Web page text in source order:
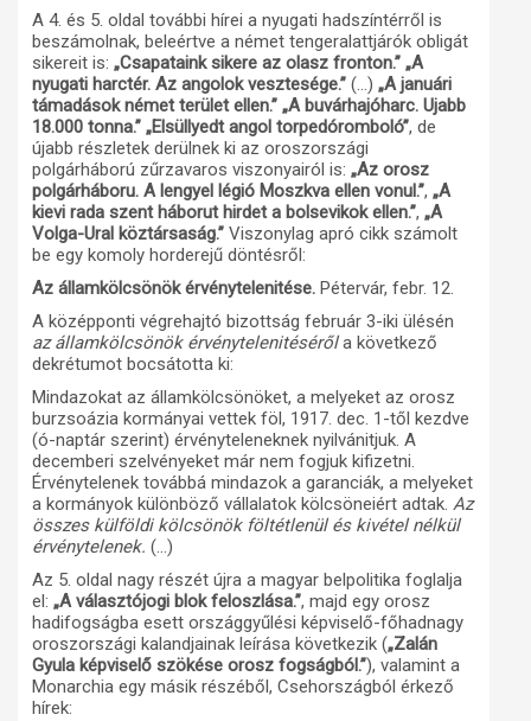
A 4. és 5. oldal további hírei a nyugati hadszíntérről is
beszámolnak, beleértve a német tengeralattjárók obligát
sikereit is: „Csapataink sikere az olasz fronton.” „A
nyugati harctér. Az angolok vesztesége.” (…) „A januári
támadások német terület ellen.” „A buvárhajóharc. Ujabb
18.000 tonna.” „Elsüllyedt angol torpedóromboló”, de
újabb részletek derülnek ki az oroszországi
polgárháború zűrzavaros viszonyairól is: „Az orosz
polgárháboru. A lengyel légió Moszkva ellen vonul.”, „A
kievi rada szent háborut hirdet a bolsevikok ellen.”, „A
Volga-Ural köztársaság.” Viszonylag apró cikk számolt
be egy komoly horderejű döntésről:
Az államkölcsönök érvénytelenitése. Pétervár, febr. 12.
A középponti végrehajtó bizottság február 3-iki ülésén
az államkölcsönök érvénytelenitésérőla következő
dekrétumot bocsátotta ki:
Mindazokat az államkölcsönöket, a melyeket az orosz
burzsoázia kormányai vettek föl, 1917. dec. 1-től kezdve
(ó-naptár szerint) érvényteleneknek nyilvánitjuk. A
decemberi szelvényeket már nem fogjuk kifizetni.
Érvénytelenek továbbá mindazok a garanciák, a melyeket
a kormányok különböző vállalatok kölcsöneiért adtak. Az
összes külföldi kölcsönök föltétlenül és kivétel nélkül
érvénytelenek. (…)
Az 5. oldal nagy részét újra a magyar belpolitika foglalja
el: „A választójogi blok feloszlása.”, majd egy orosz
hadifogságba esett országgyűlési képviselő-főhadnagy
oroszországi kalandjainak leírása következik („Zalán
Gyula képviselő szökése orosz fogságból.”), valamint a
Monarchia egy másik részéből, Csehországból érkező
hírek: